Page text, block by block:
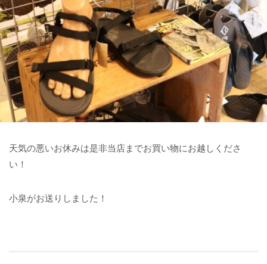
天気の悪いお休みは是非当店までお買い物にお越しくださ
い！
小泉がお送りしました！